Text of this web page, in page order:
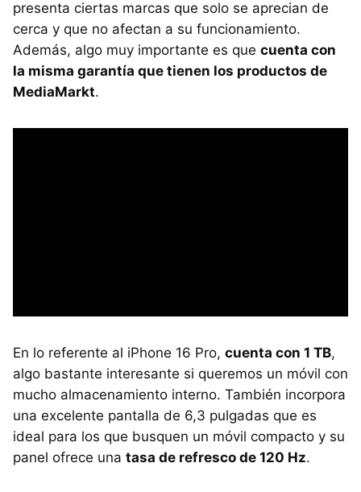
presenta ciertas marcas que solo se aprecian de
cerca y que no afectan a su funcionamiento.
Además, algo muy importante es que cuenta con
la misma garantía que tienen los productos de
MediaMarkt.
En lo referente al iPhone 16 Pro, cuenta con 1 TB,
algo bastante interesante si queremos un móvil con
mucho almacenamiento interno. También incorpora
una excelente pantalla de 6,3 pulgadas que es
ideal para los que busquen un móvil compacto y su
panel ofrece una tasa de refresco de 120 Hz.